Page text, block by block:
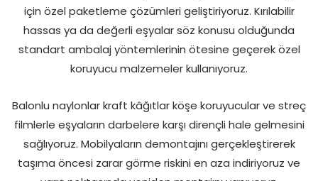
için özel paketleme çözümleri geliştiriyoruz. Kırılabilir
hassas ya da değerli eşyalar söz konusu olduğunda
standart ambalaj yöntemlerinin ötesine geçerek özel
koruyucu malzemeler kullanıyoruz.
Balonlu naylonlar kraft kâğıtlar köşe koruyucular ve streç
filmlerle eşyaların darbelere karşı dirençli hale gelmesini
sağlıyoruz. Mobilyaların demontajını gerçekleştirerek
taşıma öncesi zarar görme riskini en aza indiriyoruz ve